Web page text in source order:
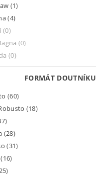
(1)
(4)
(0)
(0)
(0)
FORMÁT DOUTNÍKU
(60)
(18)
(28)
(31)
(16)